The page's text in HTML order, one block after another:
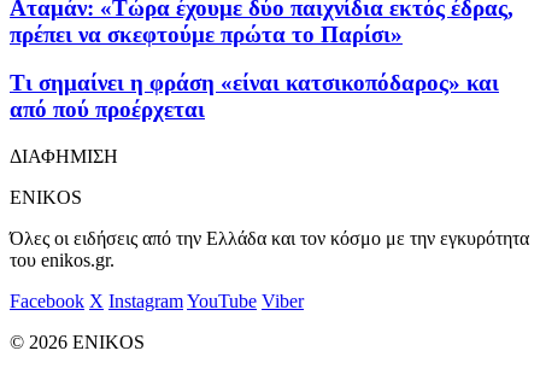
Αταμάν: «Τώρα έχουμε δύο παιχνίδια εκτός έδρας,
πρέπει να σκεφτούμε πρώτα το Παρίσι»
Τι σημαίνει η φράση «είναι κατσικοπόδαρος» και
από πού προέρχεται
ΔΙΑΦΗΜΙΣΗ
ENIKOS
Όλες οι ειδήσεις από την Ελλάδα και τον κόσμο με την εγκυρότητα
του enikos.gr.
Facebook X InstagramYouTube Viber
© 2026 ENIKOS